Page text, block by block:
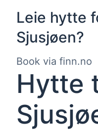
Leie hytte
Sjusjøen?
Book via finn.no
Hytte